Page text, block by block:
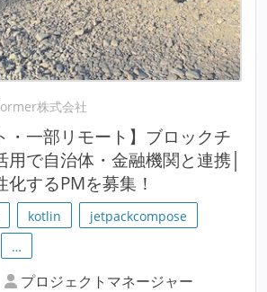
株式会社
・一部リモート】ブロックチ
用で自治体・金融機関と連携│
するPMを募集！
kotlin
jetpackcompose
…
プロジェクトマネージャー